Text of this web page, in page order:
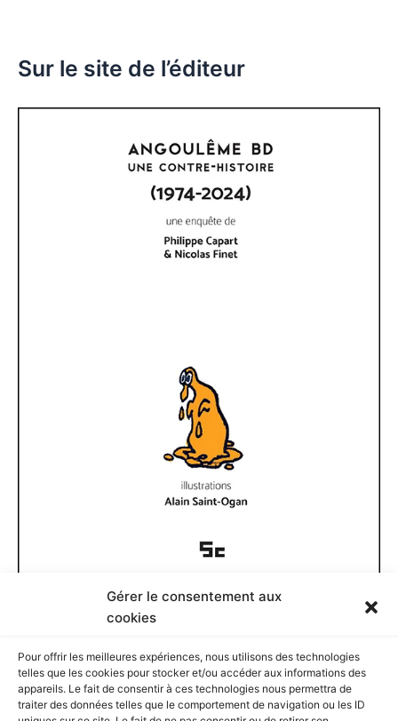
Gérer le consentement aux
cookies
Pour offrir les meilleures expériences, nous utilisons des technologies
telles que les cookies pour stocker et/ou accéder aux informations des
appareils. Le fait de consentir à ces technologies nous permettra de
traiter des données telles que le comportement de navigation ou les ID
Sur le site de l’éditeur
Documents disponibles
D
o
c
u